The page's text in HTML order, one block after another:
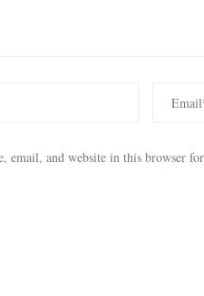
email, and website in this browser